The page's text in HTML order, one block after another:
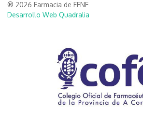
® 2026 Farmacia de FENE
Desarrollo Web Quadralia